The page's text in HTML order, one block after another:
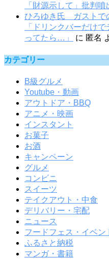
「財源示して」批判噴
ひろゆき氏 ガストで
「ドリンクバーだけ
ってたら…」
に 匿名
カテゴリー
B級グルメ
Youtube・動画
アウトドア・BBQ
アニメ・映画
インスタント
お菓子
お酒
キャンペーン
グルメ
コンビニ
スイーツ
テイクアウト・中食
デリバリー・宅配
ニュース
フードフェス・イベン
ふるさと納税
マンガ・書籍